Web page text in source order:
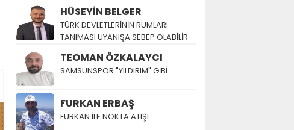
HÜSEYİN BELGER
TÜRK DEVLETLERİNİN RUMLARI
TANIMASI UYANIŞA SEBEP OLABİLİR
TEOMAN ÖZKALAYCI
SAMSUNSPOR "YILDIRIM" GİBİ
FURKAN ERBAŞ
FURKAN İLE NOKTA ATIŞI